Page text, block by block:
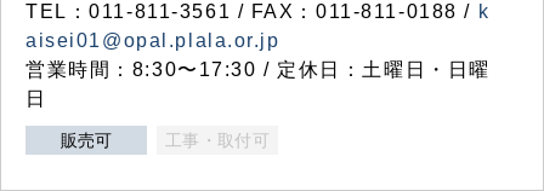
TEL：011-811-3561 / FAX：011-811-0188 / k
aisei01@opal.plala.or.jp
営業時間：8:30〜17:30 / 定休日：土曜日・日曜
日
販売可 工事・取付可